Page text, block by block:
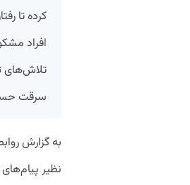
کرده تا
افراد
سرقت
به گزارش
نظیر پیام‌های